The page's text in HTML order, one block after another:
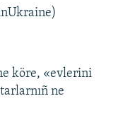
köre, «evlerini
ne